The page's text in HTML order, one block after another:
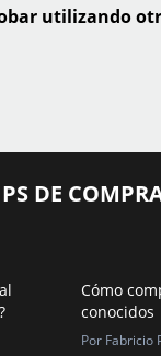
utilizando
DE
Cómo
conocidos
Por Fabricio